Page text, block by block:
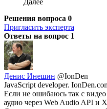
Далее
Решения вопроса 0
Пригласить эксперта
Ответы на вопрос 1
Денис Инешин @IonDen
JavaScript developer.
Если не ошибаюсь так с
аудио через Web Audio API и